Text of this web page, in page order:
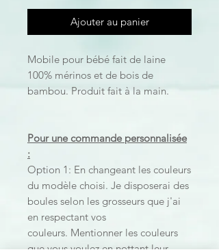
Ajouter au panier
Mobile pour bébé fait de laine
100% mérinos et de bois de
bambou. Produit fait à la main.
Pour une commande personnalisée
:
Option 1: En changeant les couleurs
du modèle choisi. Je disposerai des
boules selon les grosseurs que j'ai
en respectant vos
couleurs. Mentionner les couleurs